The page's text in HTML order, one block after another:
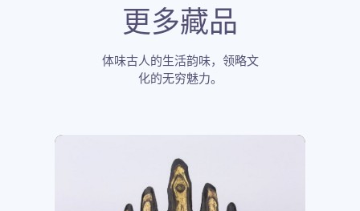
更多藏品
体味古人的生活韵味，领略文
化的无穷魅力。